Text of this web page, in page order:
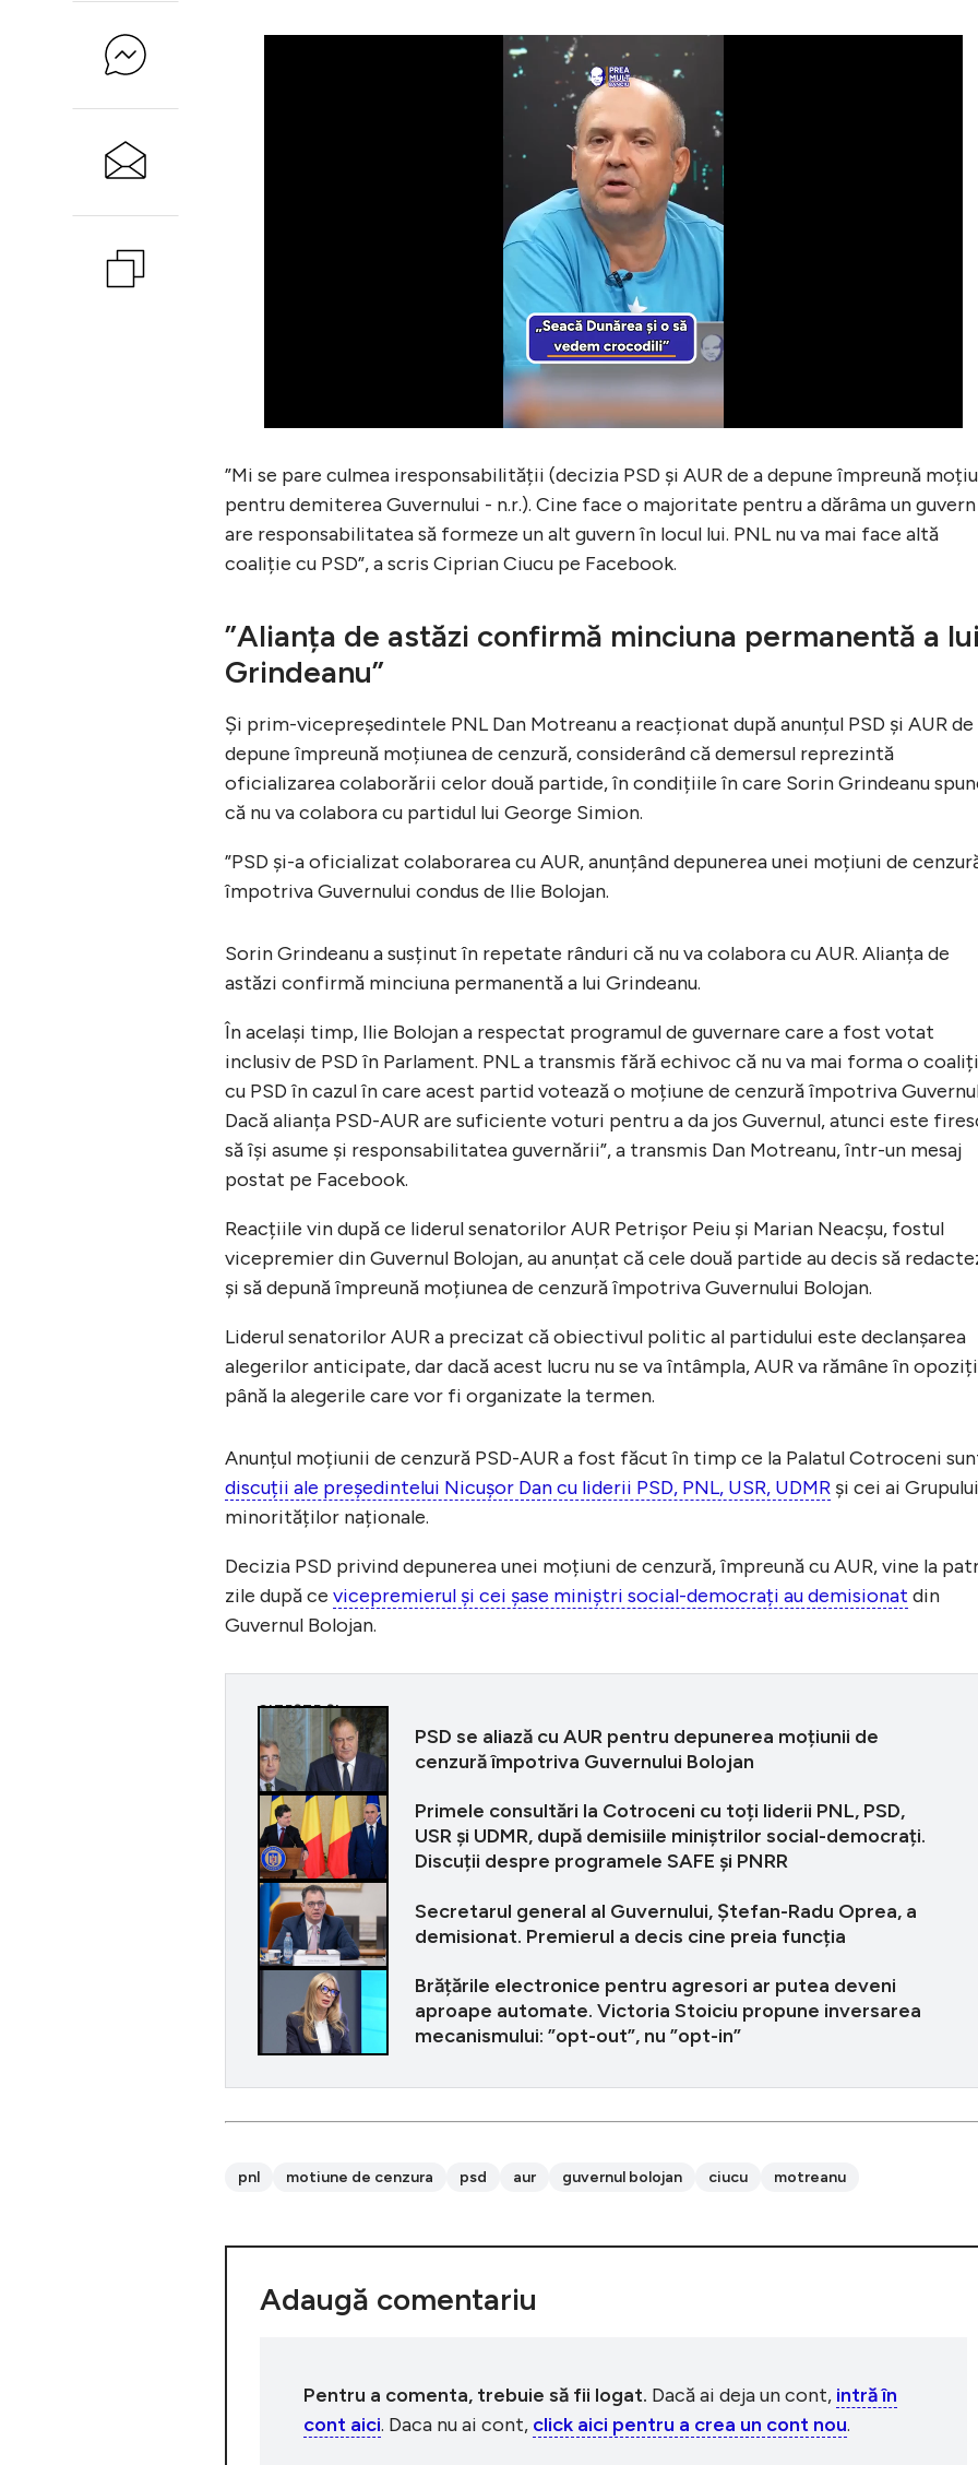
”Mi se pare culmea iresponsabilității (decizia PSD și AUR de a depune împreună
pentru demiterea Guvernului - n.r.). Cine face o majoritate pentru a dărâma un guvern
are responsabilitatea să formeze un alt guvern în locul lui. PNL nu va mai face altă
coaliție cu PSD”, a scris Ciprian Ciucu pe Facebook.
”Alianța de astăzi confirmă minciuna permanentă a
Grindeanu”
Și prim-vicepreședintele PNL Dan Motreanu a reacționat după anunțul PSD și AUR de
depune împreună moțiunea de cenzură, considerând că demersul reprezintă
oficializarea colaborării celor două partide, în condițiile în care Sorin Grindeanu
că nu va colabora cu partidul lui George Simion.
”PSD și-a oficializat colaborarea cu AUR, anunțând depunerea unei moțiuni de
împotriva Guvernului condus de Ilie Bolojan.
Sorin Grindeanu a susținut în repetate rânduri că nu va colabora cu AUR. Alianța de
astăzi confirmă minciuna permanentă a lui Grindeanu.
În același timp, Ilie Bolojan a respectat programul de guvernare care a fost votat
inclusiv de PSD în Parlament. PNL a transmis fără echivoc că nu va mai forma o
cu PSD în cazul în care acest partid votează o moțiune de cenzură împotriva
Dacă alianța PSD-AUR are suficiente voturi pentru a da jos Guvernul, atunci este
să își asume și responsabilitatea guvernării”, a transmis Dan Motreanu, într-un mesaj
postat pe Facebook.
Reacțiile vin după ce liderul senatorilor AUR Petrișor Peiu și Marian Neacșu, fostul
vicepremier din Guvernul Bolojan, au anunțat că cele două partide au decis să
și să depună împreună moțiunea de cenzură împotriva Guvernului Bolojan.
Liderul senatorilor AUR a precizat că obiectivul politic al partidului este declanșarea
alegerilor anticipate, dar dacă acest lucru nu se va întâmpla, AUR va rămâne în
până la alegerile care vor fi organizate la termen.
Anunțul moțiunii de cenzură PSD-AUR a fost făcut în timp ce la Palatul Cotroceni
discuții ale președintelui Nicușor Dan cu liderii PSD, PNL, USR, UDMR și cei ai Grupului
minorităților naționale.
Decizia PSD privind depunerea unei moțiuni de cenzură, împreună cu AUR, vine la
zile după ce vicepremierul și cei șase miniștri social-democrați au demisionat din
Guvernul Bolojan.
CITEȘTE ȘI
PSD se aliază cu AUR pentru depunerea moțiunii de
cenzură împotriva Guvernului Bolojan
Primele consultări la Cotroceni cu toți liderii PNL, PSD,
USR și UDMR, după demisiile miniștrilor social-democrați.
Discuții despre programele SAFE și PNRR
Secretarul general al Guvernului, Ştefan-Radu Oprea, a
demisionat. Premierul a decis cine preia funcția
Brățările electronice pentru agresori ar putea deveni
aproape automate. Victoria Stoiciu propune inversarea
mecanismului: ”opt-out”, nu ”opt-in”
pnl motiune de cenzura psd aur guvernul bolojan ciucu motreanu
Adaugă comentariu
Pentru a comenta, trebuie să fii logat. Dacă ai deja un cont, intră în
cont aici. Daca nu ai cont, click aici pentru a crea un cont nou.